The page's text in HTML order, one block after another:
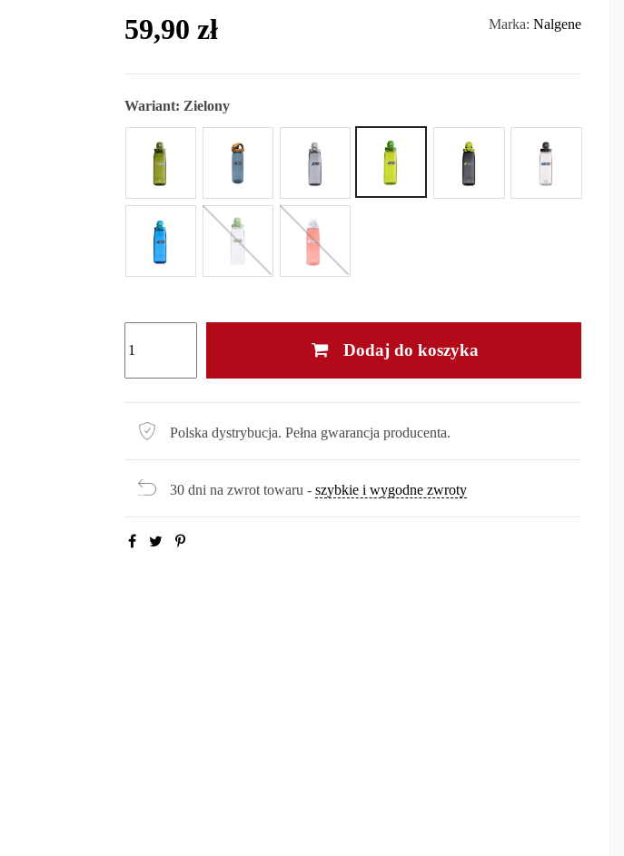
Marka: Nalgene
59,90 zł
Wariant: Zielony
Dodaj do koszyka
Polska dystrybucja. Pełna gwarancja producenta.
30 dni na zwrot towaru - szybkie i wygodne zwroty